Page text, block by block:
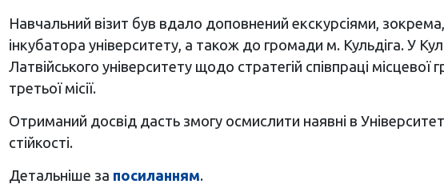
Навчальний візит був вдало доповнений екскурсіями,
інкубатора університету, а також до громади м. Кульдіга. У
Латвійського університету щодо стратегій співпраці
третьої місії.
Отриманий досвід дасть змогу осмислити наявні в
стійкості.
Детальніше за посиланням.